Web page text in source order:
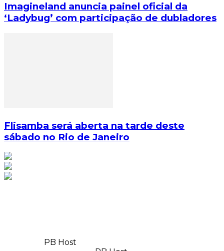
Imagineland anuncia painel oficial da
‘Ladybug’ com participação de dubladores
Flisamba será aberta na tarde deste
sábado no Rio de Janeiro
PB Host